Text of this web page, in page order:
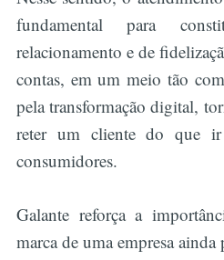
fundamental para
relacionamento e de
contas, em um meio tão
pela transformação digital,
reter um cliente do que ir
consumidores.
Galante reforça a
marca de uma empresa